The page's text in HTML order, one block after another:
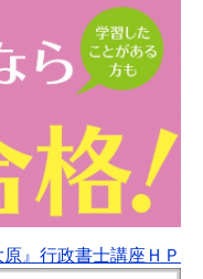
原』行政書士講座ＨＰ